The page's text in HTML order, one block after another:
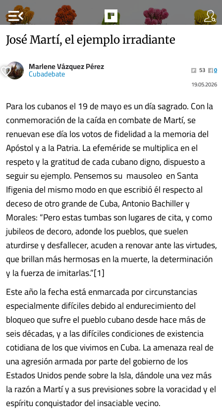
menu_open
José Martí, el ejemplo irradiante
Marlene Vázquez Pérez
Cubadebate 53
0
19.05.2026
Para los cubanos el 19 de mayo es un día sagrado. Con la
conmemoración de la caída en combate de Martí, se
renuevan ese día los votos de fidelidad a la memoria del
Apóstol y a la Patria. La efeméride se multiplica en el
respeto y la gratitud de cada cubano digno, dispuesto a
seguir su ejemplo. Pensemos su mausoleo en Santa
Ifigenia del mismo modo en que escribió él respecto al
deceso de otro grande de Cuba, Antonio Bachiller y
Morales: “Pero estas tumbas son lugares de cita, y como
jubileos de decoro, adonde los pueblos, que suelen
aturdirse y desfallecer, acuden a renovar ante las virtudes,
que brillan más hermosas en la muerte, la determinación
y la fuerza de imitarlas.”[1]
Este año la fecha está enmarcada por circunstancias
especialmente difíciles debido al endurecimiento del
bloqueo que sufre el pueblo cubano desde hace más de
seis décadas, y a las difíciles condiciones de existencia
cotidiana de los que vivimos en Cuba. La amenaza real de
una agresión armada por parte del gobierno de los
Estados Unidos pende sobre la Isla, dándole una vez más
la razón a Martí y a sus previsiones sobre la voracidad y el
espíritu conquistador del insaciable vecino.